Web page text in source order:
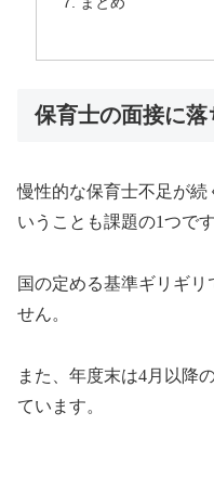
保育士の面接に落
慢性的な保育士不足が続
いうことも課題の1つです
国の定める基準ギリギ
せん。
また、年度末は4月以降
ています。